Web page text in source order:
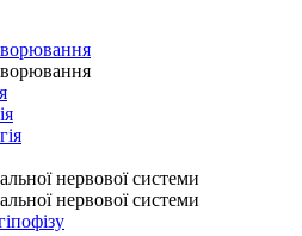
нервової системи
нервової системи